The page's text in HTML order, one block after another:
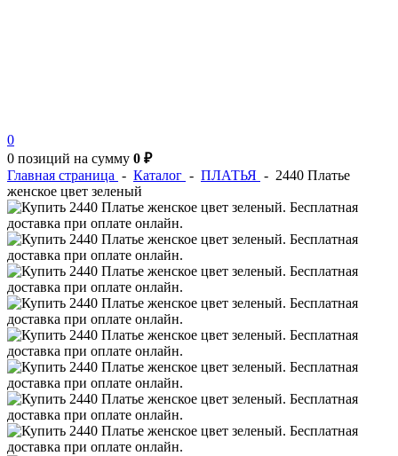
0
0 позиций на сумму 0 ₽
Главная страница - Каталог - ПЛАТЬЯ - 2440 Платье
женское цвет зеленый